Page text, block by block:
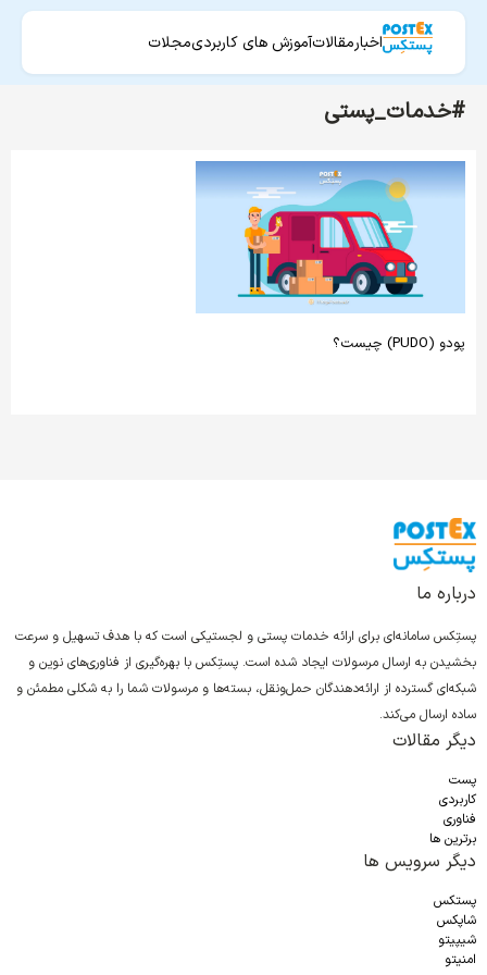
اخبارمقالاتآموزش های کاربردیمجلات
#خدمات_پستی
پودو (PUDO) چیست؟
درباره ما
پستِکس سامانه‌ای برای ارائه خدمات پستی و لجستیکی است که با هدف تسهیل و سرعت
بخشیدن به ارسال مرسولات ایجاد شده است. پستِکس با بهره‌گیری از فناوری‌های نوین و
شبکه‌ای گسترده از ارائه‌دهندگان حمل‌ونقل، بسته‌ها و مرسولات شما را به شکلی مطمئن و
ساده ارسال می‌کند.
دیگر مقالات
پست
کاربردی
فناوری
برترین ها
دیگر سرویس ها
پستکس
شاپکس
شیپیتو
امنیتو